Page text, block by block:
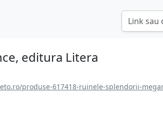
editura Litera
produse-617418-ruinele-splendorii-